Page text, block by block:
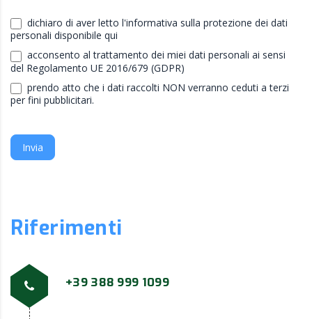
dichiaro di aver letto l'informativa sulla protezione dei dati
personali disponibile qui
acconsento al trattamento dei miei dati personali ai sensi
del Regolamento UE 2016/679 (GDPR)
prendo atto che i dati raccolti NON verranno ceduti a terzi
per fini pubblicitari.
Invia
Riferimenti
+39 388 999 1099